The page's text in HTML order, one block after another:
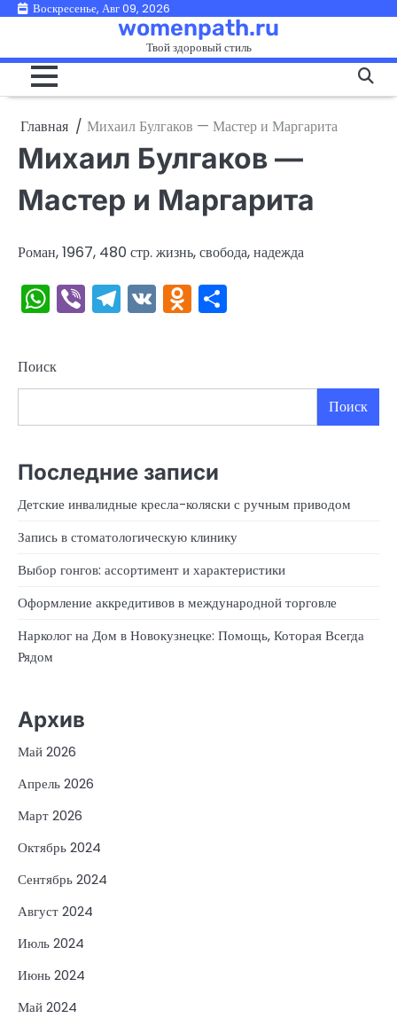
ПерейтиВоскресенье, Авг 09, 2026
womenpath.ru
Твой здоровый стиль
Главная Михаил Булгаков — Мастер и Маргарита
Михаил Булгаков —
Мастер и Маргарита
Роман, 1967, 480 стр. жизнь, свобода, надежда
WhatsApp
ViberTelegram
VKOdnoklassniki
Поиск
Поиск
Последние записи
Детские инвалидные кресла-коляски с ручным приводом
Запись в стоматологическую клинику
Выбор гонгов: ассортимент и характеристики
Оформление аккредитивов в международной торговле
Нарколог на Дом в Новокузнецке: Помощь, Которая Всегда
Рядом
Архив
Май 2026
Апрель 2026
Март 2026
Октябрь 2024
Сентябрь 2024
Август 2024
Июль 2024
Июнь 2024
Май 2024